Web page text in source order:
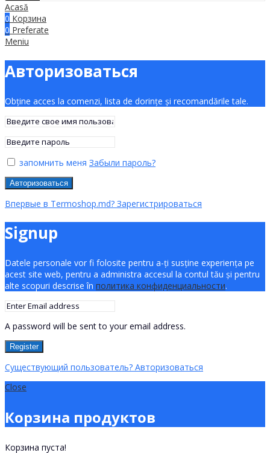
Acasă
0 Корзина
0 Preferate
Meniu
Авторизоваться
Obține acces la comenzi, lista de dorințe și recomandările tale.
запомнить меня Забыли пароль?
Авторизоваться
Впервые в Termoshop.md? Зарегистрироваться
Signup
Datele personale vor fi folosite pentru a-ți susține experiența pe
acest site web, pentru a administra accesul la contul tău și pentru
alte scopuri descrise în политика конфиденциальности.
A password will be sent to your email address.
Register
Существующий пользователь? Авторизоваться
Close
Корзина продуктов
Корзина пуста!